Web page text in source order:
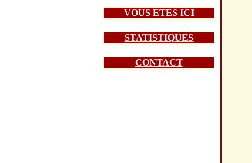
VOUS ETES ICI
STATISTIQUES
CONTACT